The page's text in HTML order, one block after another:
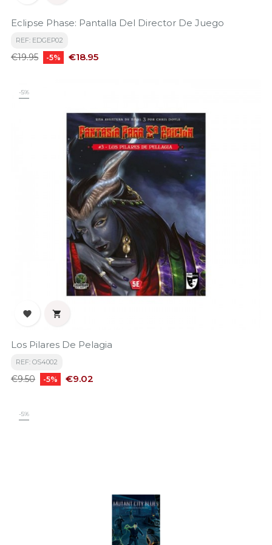
Eclipse Phase: Pantalla Del Director De Juego
REF: EDGEP02
Regular
€19.95 -5% Price
€18.95
-5%
 
Los Pilares De Pelagia
REF: OS4002
Regular
€9.50 -5% Price
€9.02
-5%